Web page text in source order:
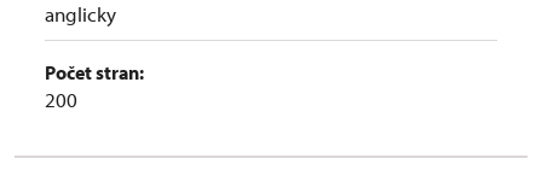
anglicky
Počet stran:
200